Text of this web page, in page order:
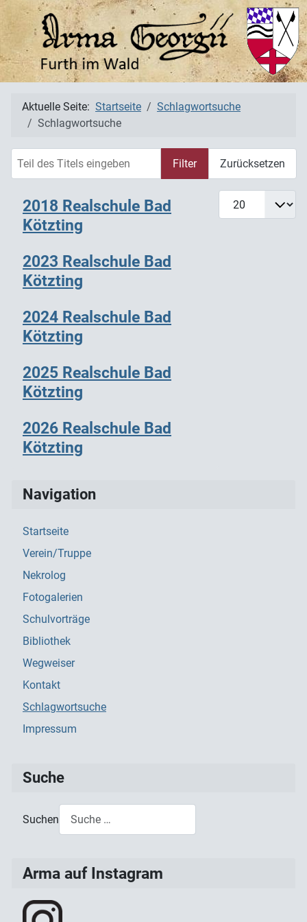
Aktuelle Seite: Startseite
Schlagwortsuche
Schlagwortsuche
Filter Zurücksetzen
Anzeige #
2018 Realschule Bad
Kötzting
2023 Realschule Bad
Kötzting
2024 Realschule Bad
Kötzting
2025 Realschule Bad
Kötzting
2026 Realschule Bad
Kötzting
Navigation
Startseite
Verein/Truppe
Nekrolog
Fotogalerien
Schulvorträge
Bibliothek
Wegweiser
Kontakt
Schlagwortsuche
Impressum
Suche
Suchen
Arma auf Instagram